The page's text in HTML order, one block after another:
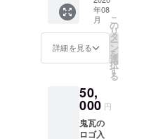
写真は
イメー
ジです
わけて
行いま
す。 ご
支援い
ただい
た方皆
緒に
オープ
ン記念
の乾杯
をさせ
年08
月
詳細を見る
こ
の
リ
タ
ー
ン
を
選
択
す
る
50,
000 円
鬼瓦の
ロゴ入